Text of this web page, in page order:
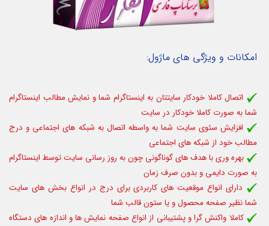
امکانات و ویژگی های ماژول:
اتصال کاملا خودکار سایتتان به اینستاگرام شما و نمایش مطالب اینستاگرام
شما به صورت کاملا خودکار در سایت
افزایش سئوی سایت شما به واسطه اتصال به شبکه های اجتماعی و درج
مطالب خود از شبکه های اجتماعی
بهره وری با هدف های گوناگونی چون به روز رسانی سایت توسط اینستاگرام
به صورت دایمی و بدون صرف زمان
دارای انواع موقعیت های کاربردی برای درج در انواع بخش های سایت
شما نظیر صفحه محصول و یا ستون قالب شما
کاملا واکنش گرا و پشتیبانی از انواع صفحه نمایش ها و اندازه های دستگاه